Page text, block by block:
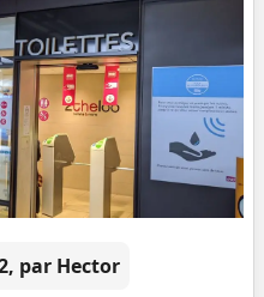
, par Hector